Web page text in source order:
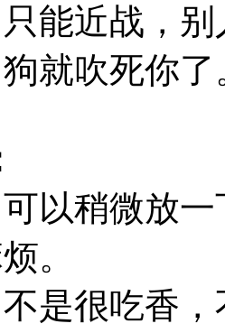
能近战，
就吹死你了
以稍微放
。
是很吃香